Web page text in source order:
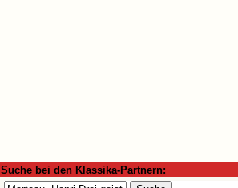
Suche bei den Klassika-Partnern: